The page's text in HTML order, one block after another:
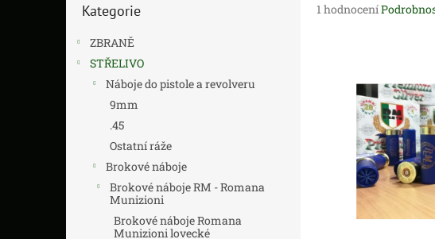
kategorie
Kategorie
ZBRANĚ
STŘELIVO
Náboje do pistole a revolveru
9mm
.45
Ostatní ráže
Brokové náboje
Brokové náboje RM - Romana
Munizioni
Brokové náboje Romana
Munizioni lovecké
Průměrné
hvězdiček.
1 hodnocení